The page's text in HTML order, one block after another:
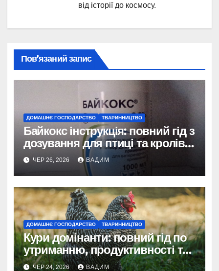
від історії до космосу.
Пов’язаний запис
ДОМАШНЄ ГОСПОДАРСТВО ТВАРИННИЦТВО
Байкокс інструкція: повний гід з
дозування для птиці та кролів у
2026 році
ЧЕР 26, 2026 ВАДИМ
ДОМАШНЄ ГОСПОДАРСТВО ТВАРИННИЦТВО
Кури домінанти: повний гід по
утриманню, продуктивності та
догляду
ЧЕР 24, 2026 ВАДИМ